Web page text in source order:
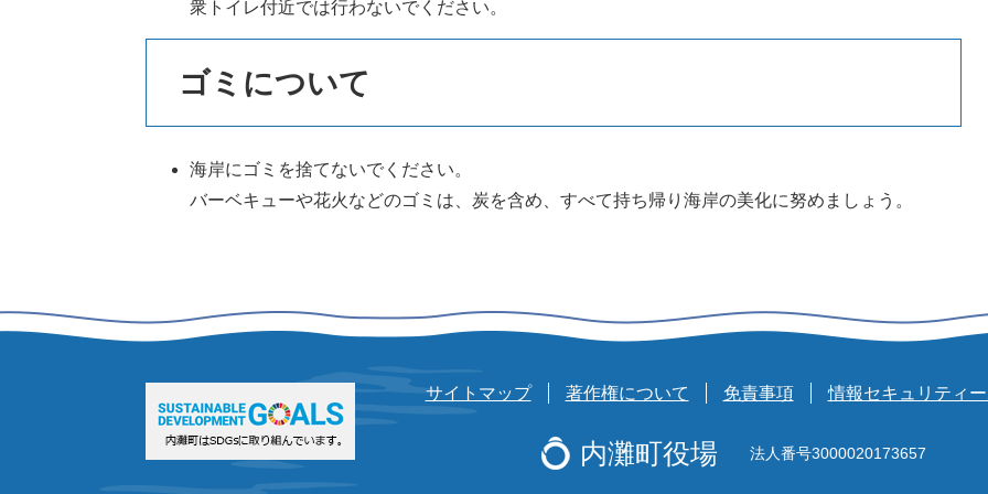
衆トイレ付近では行わないでください。
ゴミについて
海岸にゴミを捨てないでください。
バーベキューや花火などのゴミは、炭を含め、すべて持ち帰り海岸の美化に努めましょう。
サイトマップ 著作権について 免責事項 情報セキュリティ
内灘町役場 法人番号3000020173657